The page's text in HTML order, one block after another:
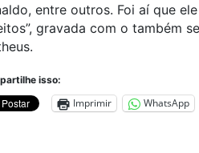
entre outros. Foi aí que
gravada com o também
isso:
Imprimir WhatsApp